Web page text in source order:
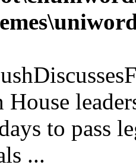
to pass
...